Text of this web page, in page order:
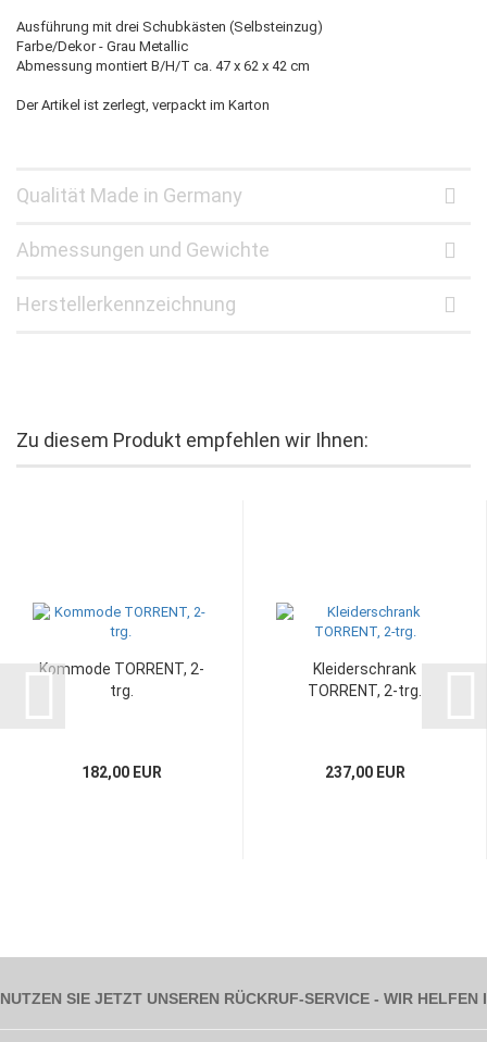
Ausführung mit drei Schubkästen (Selbsteinzug)
Farbe/Dekor - Grau Metallic
Abmessung montiert B/H/T ca. 47 x 62 x 42 cm
Der Artikel ist zerlegt, verpackt im Karton
Qualität Made in Germany
Abmessungen und Gewichte
Herstellerkennzeichnung
Zu diesem Produkt empfehlen wir Ihnen:
Kommode TORRENT, 2-
trg.
182,00 EUR
Kleiderschrank
TORRENT, 2-trg.
237,00 EUR
NUTZEN SIE JETZT UNSEREN RÜCKRUF-SERVICE - WIR